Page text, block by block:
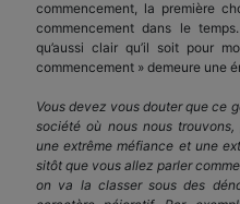
commencement, la première
commencement dans le
qu’aussi clair qu’il soit pour
commencement » demeure une
Vous devez vous douter que ce
société où nous nous
une extrême méfiance et une
sitôt que vous allez parler
on va la classer sous des